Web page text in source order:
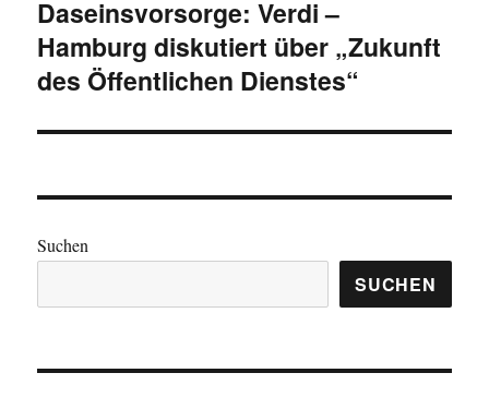
Beitrag:
Daseinsvorsorge: Verdi –
Hamburg diskutiert über „Zukunft
des Öffentlichen Dienstes“
Suchen
SUCHEN